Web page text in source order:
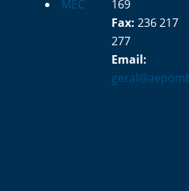
MEC
169
Fax: 236 217
277
Email: